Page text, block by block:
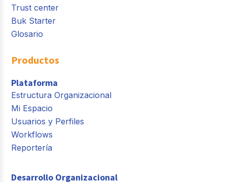
Trust center
Buk Starter
Glosario
Productos
Plataforma
Estructura Organizacional
Mi Espacio
Usuarios y Perfiles
Workflows
Reportería
Desarrollo Organizacional